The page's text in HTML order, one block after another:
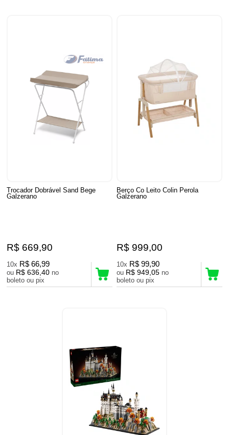
Trocador Dobrável Sand Bege
Galzerano
R$ 669,90
10x R$ 66,99
ou R$ 636,40 no
boleto ou pix
Berço Co Leito Colin Perola
Galzerano
R$ 999,00
10x R$ 99,90
ou R$ 949,05 no
boleto ou pix